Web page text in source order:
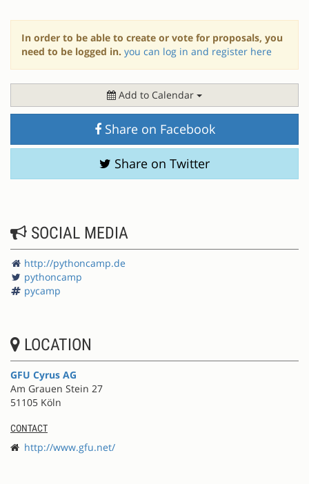
In order to be able to create or vote for proposals, you
need to be logged in. you can log in and register here
Add to Calendar
Share on Facebook
Share on Twitter
SOCIAL MEDIA
http://pythoncamp.de
pythoncamp
pycamp
LOCATION
GFU Cyrus AG
Am Grauen Stein 27
51105 Köln
CONTACT
http://www.gfu.net/